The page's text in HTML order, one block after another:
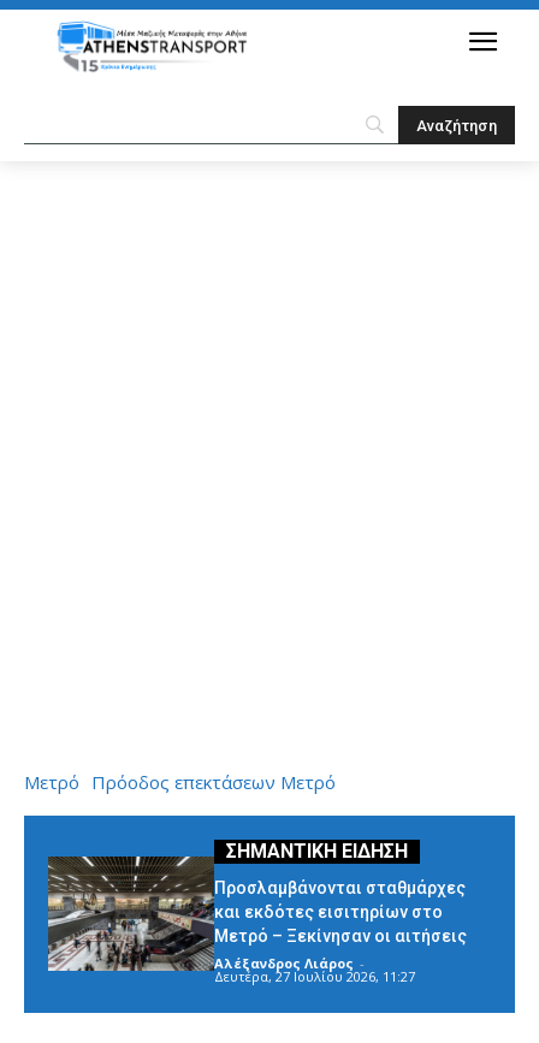
Μετρό Πρόοδος επεκτάσεων Μετρό
Προσλαμβάνονται σταθμάρχες
και εκδότες εισιτηρίων στο
Μετρό – Ξεκίνησαν οι αιτήσεις
Αλέξανδρος Λιάρος -
Δευτέρα, 27 Ιουλίου 2026, 11:27